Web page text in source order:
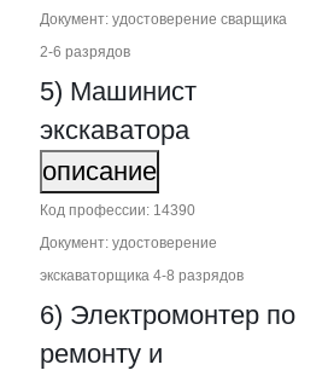
Документ: удостоверение сварщика
2‑6 разрядов
5) Машинист
экскаватора
описание
Код профессии: 14390
Документ: удостоверение
экскаваторщика 4‑8 разрядов
6) Электромонтер по
ремонту и